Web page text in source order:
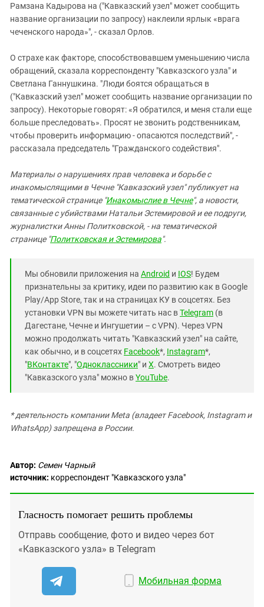
Рамзана Кадырова на ("Кавказский узел" может сообщить
название организации по запросу) наклеили ярлык «врага
чеченского народа»", - сказал Орлов.
О страхе как факторе, способствовавшем уменьшению числа
обращений, сказала корреспонденту "Кавказского узла" и
Светлана Ганнушкина. "Люди боятся обращаться в
("Кавказский узел" может сообщить название организации по
запросу). Некоторые говорят: «Я обратился, и меня стали еще
больше преследовать». Просят не звонить родственникам,
чтобы проверить информацию - опасаются последствий", -
рассказала председатель "Гражданского содействия".
Материалы о нарушениях прав человека и борьбе с
инакомыслящими в Чечне "Кавказский узел" публикует на
тематической странице "Инакомыслие в Чечне", а новости,
связанные с убийствами Натальи Эстемировой и ее подруги,
журналистки Анны Политковской, - на тематической
странице "Политковская и Эстемирова".
Мы обновили приложения на Android и IOS! Будем
признательны за критику, идеи по развитию как в Google
Play/App Store, так и на страницах КУ в соцсетях. Без
установки VPN вы можете читать нас вTelegram (в
Дагестане, Чечне и Ингушетии – с VPN). Через VPN
можно продолжать читать "Кавказский узел" на сайте,
как обычно, и в соцсетях Facebook*, Instagram*,
"ВКонтакте", "Одноклассники" и X. Смотреть видео
"Кавказского узла" можно вYouTube.
* деятельность компании Meta (владеет Facebook, Instagram и
WhatsApp) запрещена в России.
Автор: Семен Чарный
источник: корреспондент "Кавказского узла"
Гласность помогает решить проблемы
Отправь сообщение, фото и видео через бот
«Кавказского узла» в Telegram
Мобильная форма